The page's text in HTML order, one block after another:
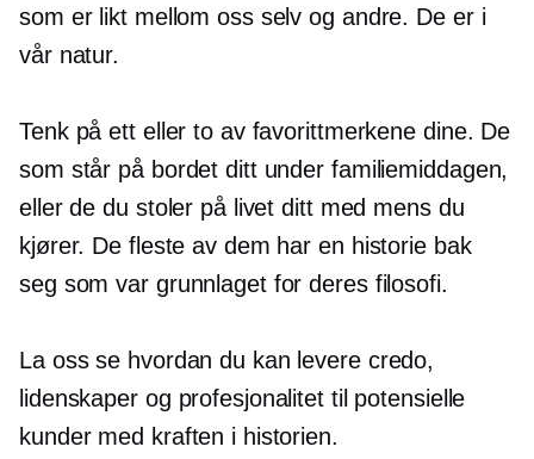
som er likt mellom oss selv og andre. De er i
vår natur.
Tenk på ett eller to av favorittmerkene dine. De
som står på bordet ditt under familiemiddagen,
eller de du stoler på livet ditt med mens du
kjører. De fleste av dem har en historie bak
seg som var grunnlaget for deres filosofi.
La oss se hvordan du kan levere credo,
lidenskaper og profesjonalitet til potensielle
kunder med kraften i historien.